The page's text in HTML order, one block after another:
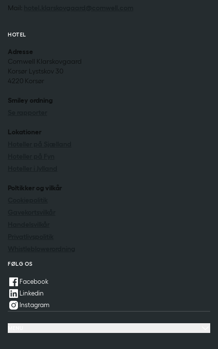
Mail:
HOTEL
Adresse
Comwell Klarskovgaard
Korsør Lystskov 30
4220 Korsør
Smiley ordning
Lokationer
Poltikker og vilkår
FØLG OS
Facebook
Linkedin
Instagram